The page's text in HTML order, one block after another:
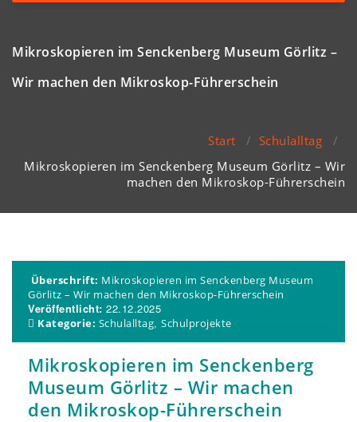
Mikroskopieren im Senckenberg Museum Görlitz –
Wir machen den Mikroskop-Führerschein
Start / Schulalltag /
Mikroskopieren im Senckenberg Museum Görlitz – Wir
machen den Mikroskop-Führerschein
Überschrift: Mikroskopieren im Senckenberg Museum
Görlitz – Wir machen den Mikroskop-Führerschein
Veröffentlicht: 22.12.2025
Kategorie: Schulalltag, Schulprojekte
Mikroskopieren im Senckenberg
Museum Görlitz – Wir machen
den Mikroskop-Führerschein